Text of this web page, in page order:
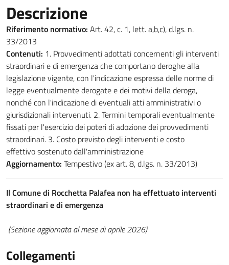
Descrizione
Riferimento normativo: Art. 42, c. 1, lett. a,b,c), d.lgs. n.
33/2013
Contenuti: 1. Provvedimenti adottati concernenti gli interventi
straordinari e di emergenza che comportano deroghe alla
legislazione vigente, con l'indicazione espressa delle norme di
legge eventualmente derogate e dei motivi della deroga,
nonché con l'indicazione di eventuali atti amministrativi o
giurisdizionali intervenuti. 2. Termini temporali eventualmente
fissati per l'esercizio dei poteri di adozione dei provvedimenti
straordinari. 3. Costo previsto degli interventi e costo
effettivo sostenuto dall'amministrazione
Aggiornamento: Tempestivo (ex art. 8, d.lgs. n. 33/2013)
Il Comune di Rocchetta Palafea non ha effettuato interventi
straordinari e di emergenza
(Sezione aggiornata al mese di aprile 2026)
Collegamenti